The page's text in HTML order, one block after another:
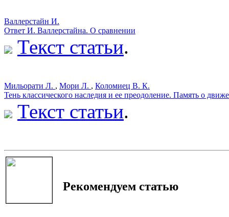
Валлерстайн И.
Ответ И. Валлерстайна. О сравнении
Текст статьи.
Мильорати Л. , Мори Л. , Коломиец В. К.
Тень классического наследия и ее преодоление. Память о
Текст статьи.
Рекомендуем статью